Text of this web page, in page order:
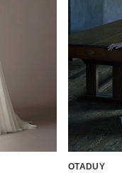
OTADUY